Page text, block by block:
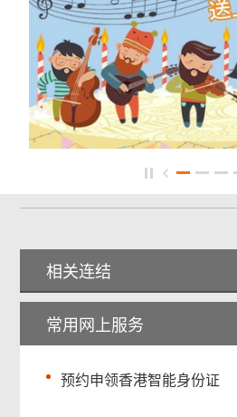
相关连结
常用网上服务
预约申领香港智能身份证